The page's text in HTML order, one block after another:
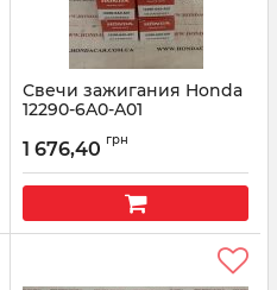
Свечи зажигания Honda
12290-6A0-A01
1 676,40 грн